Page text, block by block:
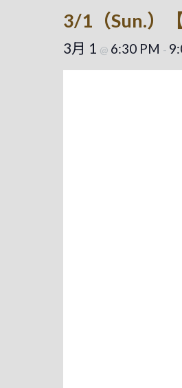
3/1（Sun.）
3月 1 @ 6:30 PM -